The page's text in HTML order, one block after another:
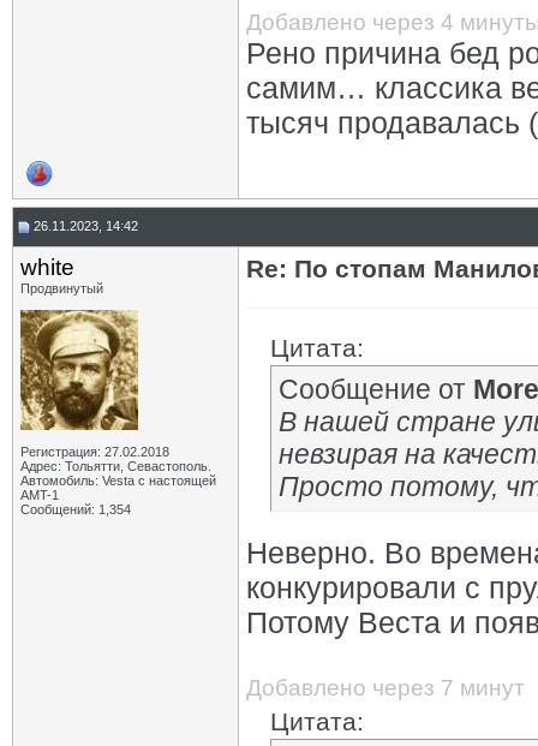
Добавлено через 4
Рено причина бед
самим… классика
тысяч
26.11.2023, 14:42
white
Продвинутый
Регистрация: 27.02.2018
Адрес: Тольятти, Севастополь.
Автомобиль: Vesta с настоящей
AMT-1
Сообщений: 1,354
Re: По стопам
Цитата:
Сообщение от More
В нашей стране
невзирая на
Просто потому,
Неверно. Во
конкурировали с
Потому Веста и
Добавлено через 7 минут
Цитата: